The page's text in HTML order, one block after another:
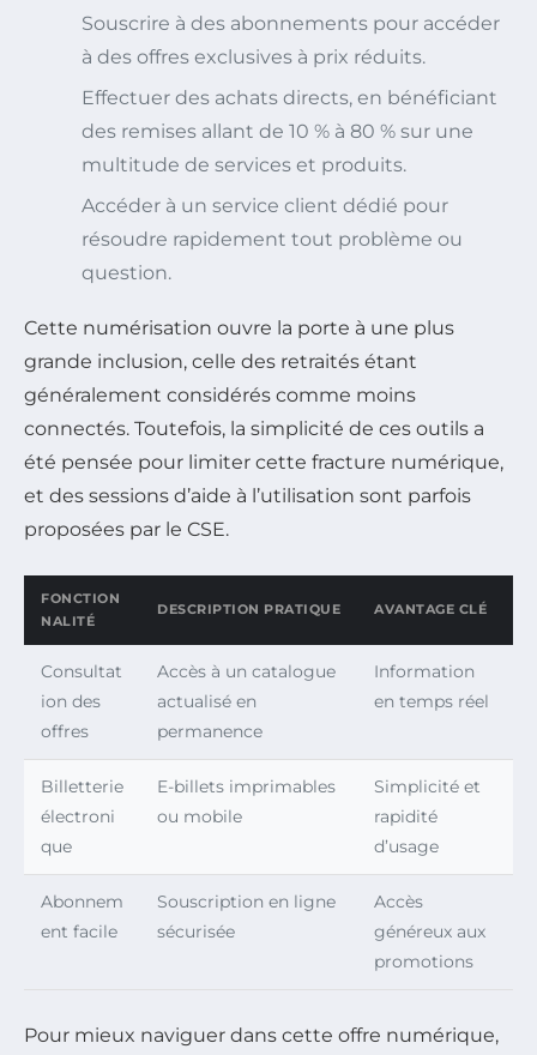
Souscrire à des abonnements pour accéder
à des offres exclusives à prix réduits.
Effectuer des achats directs, en bénéficiant
des remises allant de 10 % à 80 % sur une
multitude de services et produits.
Accéder à un service client dédié pour
résoudre rapidement tout problème ou
question.
Cette numérisation ouvre la porte à une plus
grande inclusion, celle des retraités étant
généralement considérés comme moins
connectés. Toutefois, la simplicité de ces outils a
été pensée pour limiter cette fracture numérique,
et des sessions d’aide à l’utilisation sont parfois
proposées par le CSE.
FONCTION
NALITÉ
DESCRIPTION PRATIQUE AVANTAGE CLÉ
Consultat
ion des
offres
Accès à un catalogue
actualisé en
permanence
Information
en temps réel
Billetterie
électroni
que
E-billets imprimables
ou mobile
Simplicité et
rapidité
d’usage
Abonnem
ent facile
Souscription en ligne
sécurisée
Accès
généreux aux
promotions
Pour mieux naviguer dans cette offre numérique,